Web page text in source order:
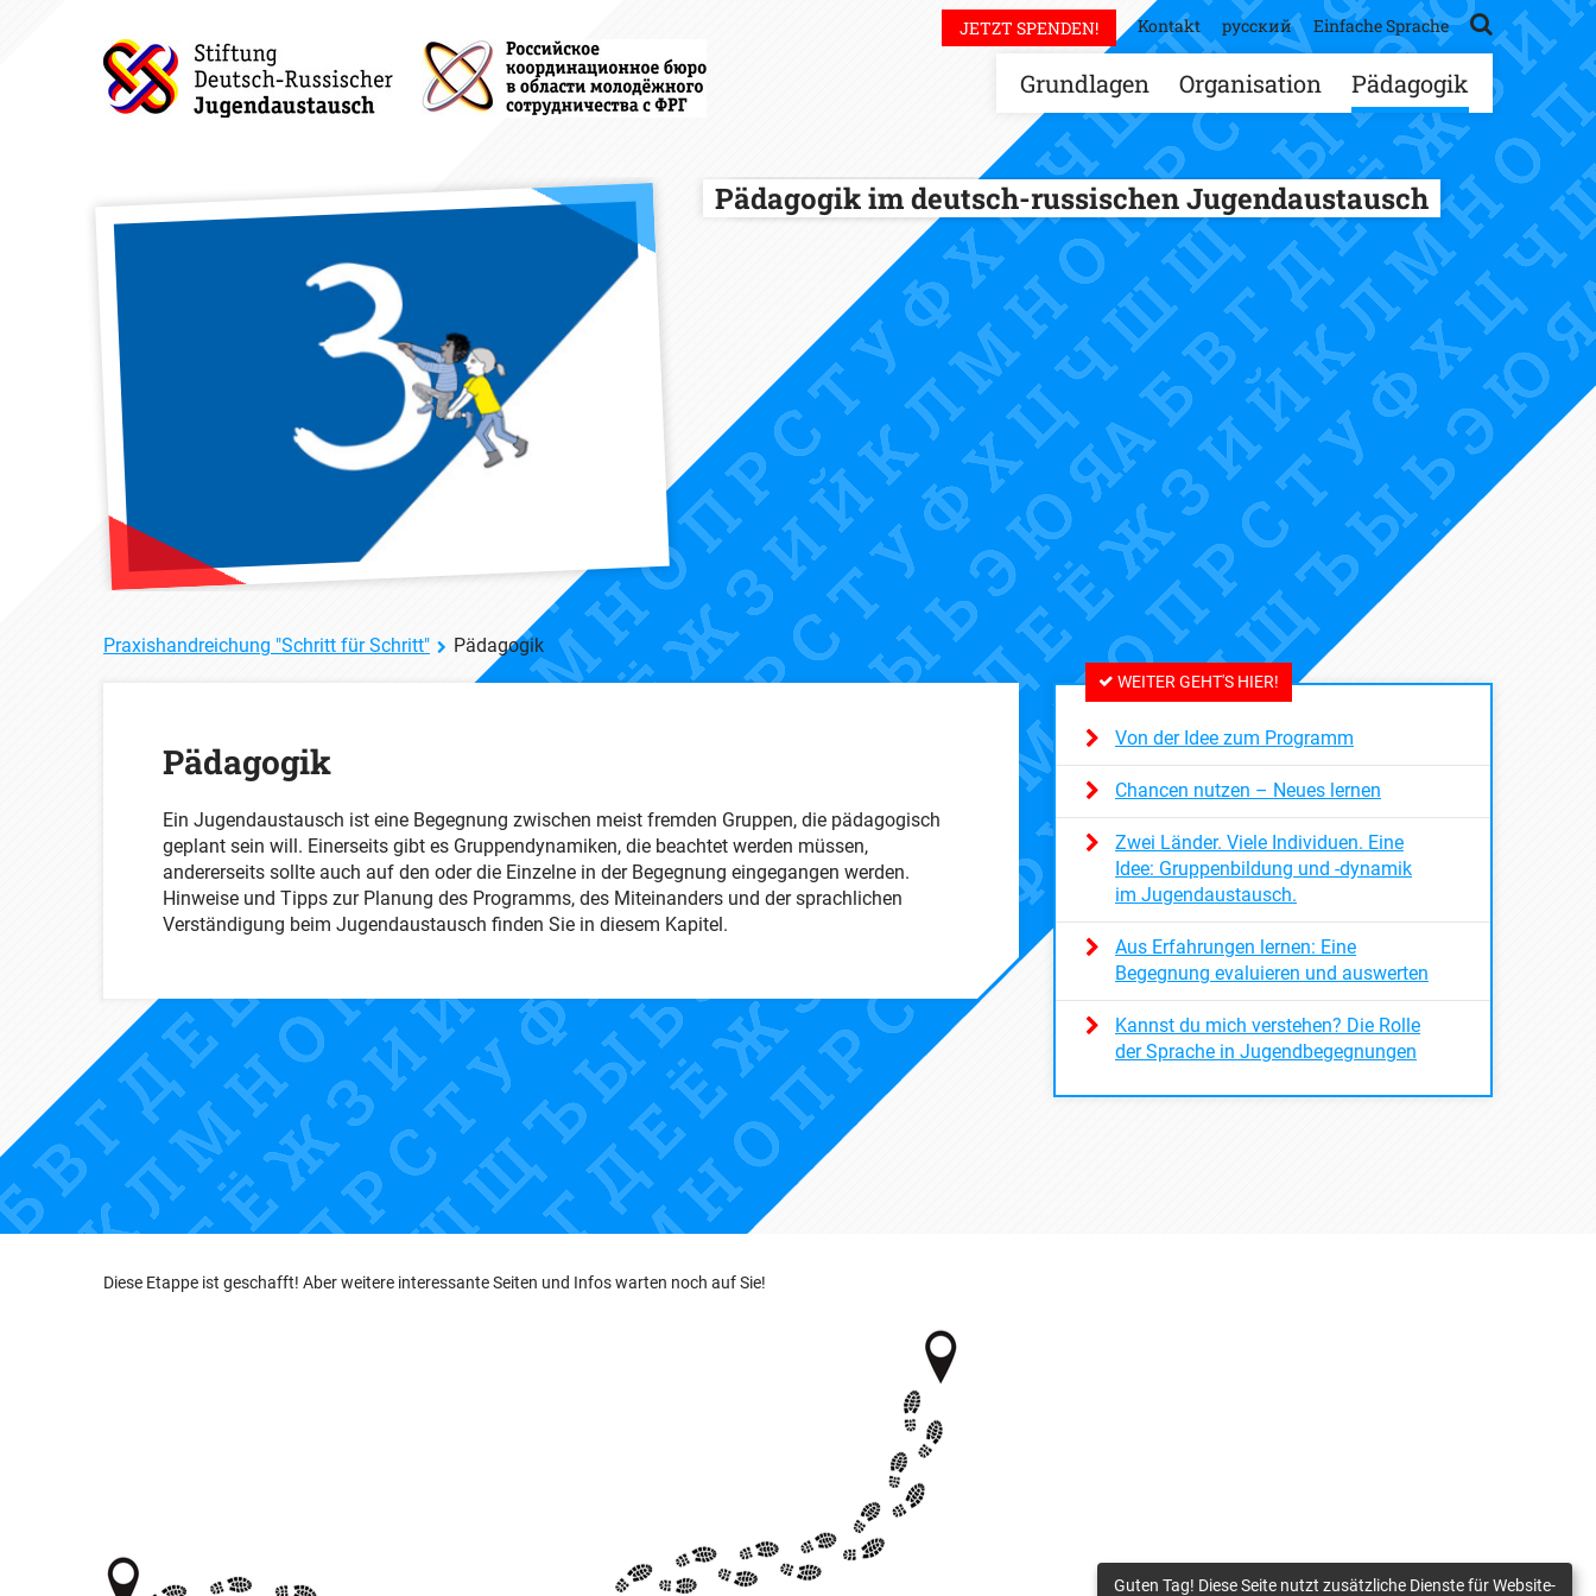
Grundlagen Organisation Pädagogik
JETZT SPENDEN! Kontakt русский Einfache Sprache
Pädagogik im deutsch-russischen Jugendaustausch
Praxishandreichung "Schritt für Schritt" Pädagogik
Pädagogik
Ein Jugendaustausch ist eine Begegnung zwischen meist fremden Gruppen, die pädagogisch
geplant sein will. Einerseits gibt es Gruppendynamiken, die beachtet werden müssen,
andererseits sollte auch auf den oder die Einzelne in der Begegnung eingegangen werden.
Hinweise und Tipps zur Planung des Programms, des Miteinanders und der sprachlichen
Verständigung beim Jugendaustausch finden Sie in diesem Kapitel.
WEITER GEHT'S HIER!
Von der Idee zum Programm
Chancen nutzen – Neues lernen
Zwei Länder. Viele Individuen. Eine
Idee: Gruppenbildung und -dynamik
im Jugendaustausch.
Aus Erfahrungen lernen: Eine
Begegnung evaluieren und auswerten
Kannst du mich verstehen? Die Rolle
der Sprache in Jugendbegegnungen
Diese Etappe ist geschafft! Aber weitere interessante Seiten und Infos warten noch auf Sie!
Guten Tag! Diese Seite nutzt zusätzliche Dienste für Website-